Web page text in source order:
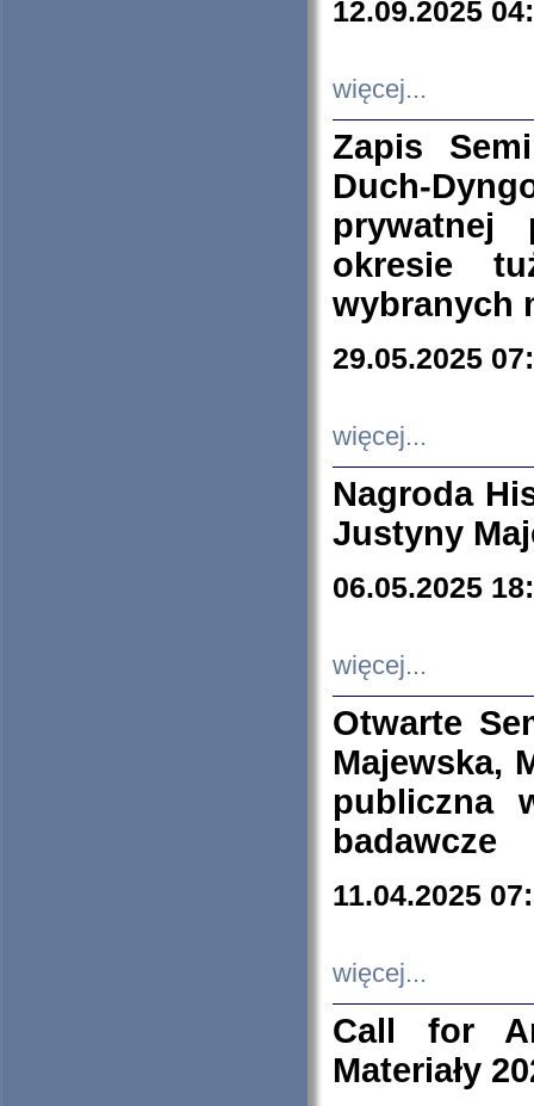
12.09.2025
więcej...
Zapis
Duch-
prywatnej
okresie
wybranych
29.05.2025
więcej...
Nagroda
Justyny
06.05.2025
więcej...
Otwarte
Majewska,
publiczna
badawcze
11.04.2025
więcej...
Call for
Materiały